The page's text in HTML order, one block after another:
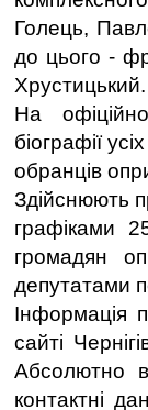
Голець,
до цього -
Хрустицький.
На
біографії
обранців
Здійснюють
графіками
громадян
депутатами
Інформація
сайті
Абсолютно
контактні